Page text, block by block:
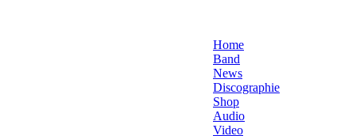
Home
Band
News
Discographie
Shop
Audio
Video